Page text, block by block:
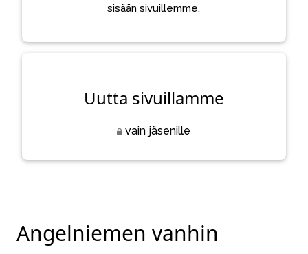
sisään sivuillemme.
Uutta sivuillamme
vain jäsenille
Angelniemen vanhin